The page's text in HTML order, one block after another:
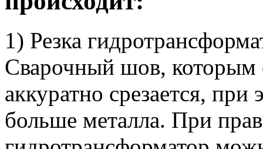
1) Резка
Сварочный шов, которым
аккуратно срезается,
больше металла. При